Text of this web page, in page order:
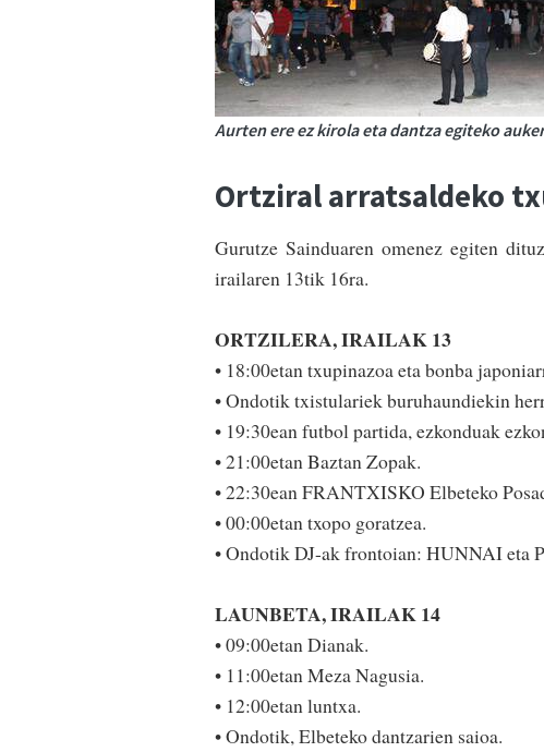
Aurten ere ez kirola eta dantza egiteko
Ortziral arratsaldeko
Gurutze Sainduaren omenez egiten
irailaren 13tik 16ra.
ORTZILERA, IRAILAK 13
• 18:00etan txupinazoa eta bonba
• Ondotik txistulariek buruhaundiekin
• 19:30ean futbol parti­da, ezkonduak
• 21:00etan Baztan Zopak.
• 22:30ean FRANTXISKO Elbeteko
• 00:00etan txopo goratzea.
• Ondotik DJ-ak frontoian: HUNNAI eta
LAUNBETA, IRAILAK 14
• 09:00etan Dianak.
• 11:00etan Meza Nagusia.
• 12:00etan luntxa.
• Ondotik, Elbeteko dantzarien saioa.